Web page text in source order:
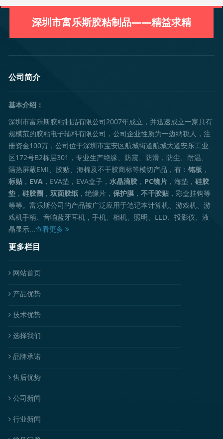
深圳市富乐斯胶粘制品——精益求精
公司简介
基本介绍：
深圳市富乐斯胶粘制品有限公司2007年成立，并迅速成立一家具有
规模范的胶粘电子辅料有限公司，公司企业性质为一边纳税人，注
册资金100万，公司位于深圳市宝安区航城街道航城大道安乐工业
区172号B2栋层301，专业生产绝缘、防震、防滑，防尘、耐温、
隔热屏蔽EMI、胶贴、海棉及不干胶商标等模切产品，有：铭板 ，
标贴 ， EVA ，EVA垫，EVA盒子， 水晶滴胶 ， PC镜片 ，海垫，硅胶
垫 ，硅胶圈 ，双面胶纸 ，绝缘片，保护膜 ，不干胶贴 ，彩盒挂钩等
等等。富乐斯公司的产品被广泛应用于笔记本计算机、游戏机、游
戏机手柄、音响蓝牙耳机，手机、相机、照明、LED、投影仪、液
晶显示...查看更多
更多栏目
网站首页
产品优势
技术优势
选择我们
品牌承诺
售后优势
公司新闻
行业新闻